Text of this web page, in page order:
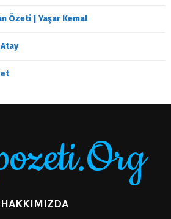
Özeti | Yaşar Kemal
HAKKIMIZDA